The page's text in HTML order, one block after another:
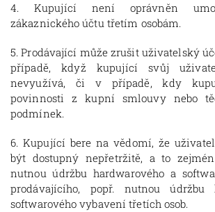
4. Kupující není oprávněn
zákaznického účtu třetím osobám.
5. Prodávající může zrušit uživatelský
případě, když kupující svůj
nevyužívá, či v případě, kdy
povinnosti z kupní smlouvy nebo
podmínek.
6. Kupující bere na vědomí, že
být dostupný nepřetržitě, a to
nutnou údržbu hardwarového a
prodávajícího, popř. nutnou údržbu
softwarového vybavení třetích osob.